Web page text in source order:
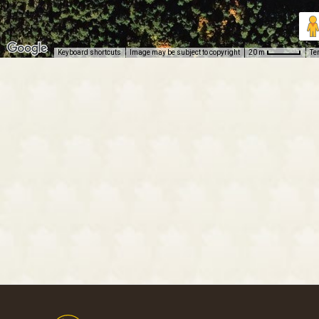
Keyboard shortcuts Image may be subject to copyright 20 m